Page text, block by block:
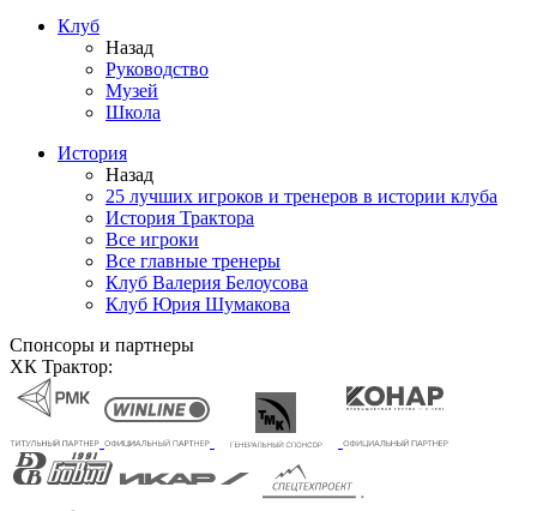
Клуб
Назад
Руководство
Музей
Школа
История
Назад
25 лучших игроков и тренеров в истории клуба
История Трактора
Все игроки
Все главные тренеры
Клуб Валерия Белоусова
Клуб Юрия Шумакова
Спонсоры и партнеры
ХК Трактор: